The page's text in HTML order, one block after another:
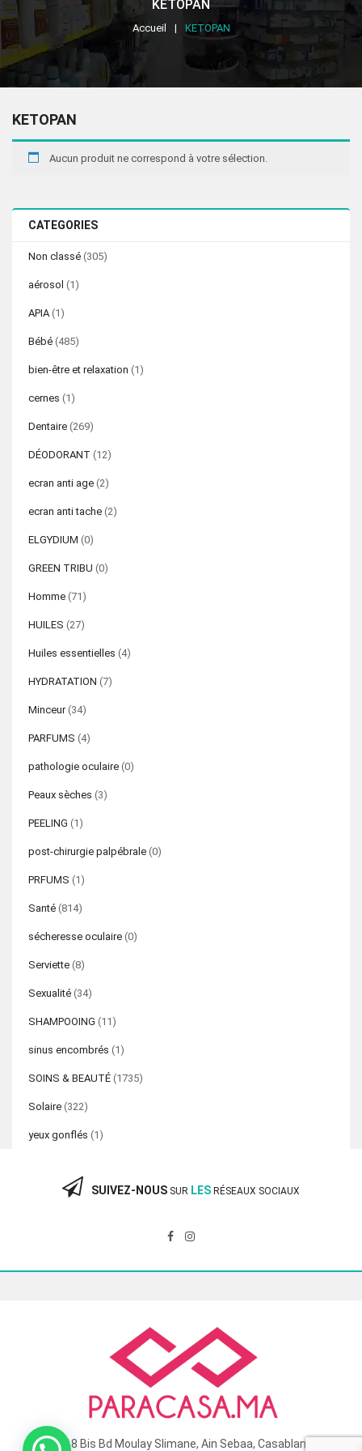
KETOPAN
Accueil KETOPAN
CATEGORIES
Non classé (305)
aérosol (1)
APIA (1)
Bébé (485)
bien-être et relaxation (1)
cernes (1)
Dentaire (269)
DÉODORANT (12)
ecran anti age (2)
ecran anti tache (2)
ELGYDIUM (0)
GREEN TRIBU (0)
Homme (71)
HUILES (27)
Huiles essentielles (4)
HYDRATATION (7)
Minceur (34)
PARFUMS (4)
pathologie oculaire (0)
Peaux sèches (3)
PEELING (1)
post-chirurgie palpébrale (0)
PRFUMS (1)
Santé (814)
sécheresse oculaire (0)
Serviette (8)
Sexualité (34)
SHAMPOOING (11)
sinus encombrés (1)
SOINS & BEAUTÉ (1735)
Solaire (322)
yeux gonflés (1)
KETOPAN
Aucun produit ne correspond à votre sélection.
SUIVEZ-NOUS SUR LES RÉSEAUX SOCIAUX
118 Bis Bd Moulay Slimane, Ain Sebaa, Casablanca